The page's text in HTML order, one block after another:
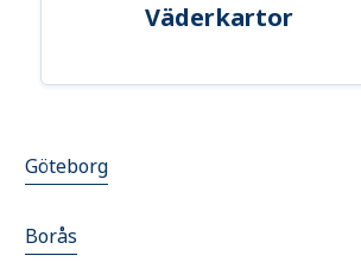
Väderkartor
Göteborg
Borås